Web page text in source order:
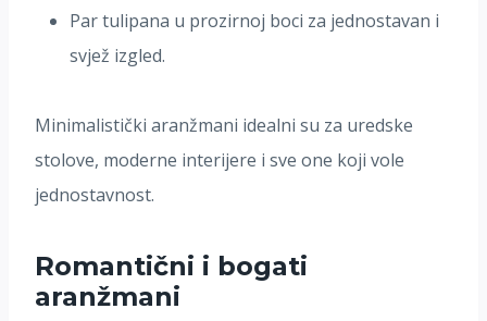
Par tulipana u prozirnoj boci za jednostavan i
svjež izgled.
Minimalistički aranžmani idealni su za uredske
stolove, moderne interijere i sve one koji vole
jednostavnost.
Romantični i bogati
aranžmani